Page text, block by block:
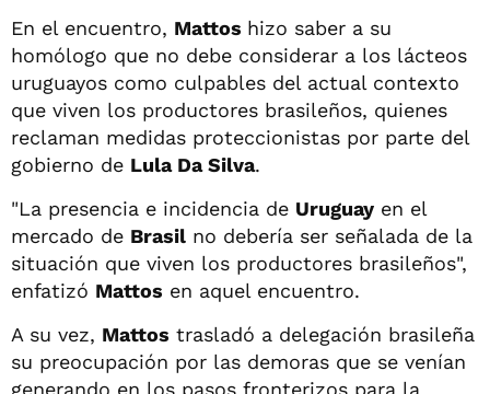
En el encuentro, Mattos hizo saber a su
homólogo que no debe considerar a los lácteos
uruguayos como culpables del actual contexto
que viven los productores brasileños, quienes
reclaman medidas proteccionistas por parte del
gobierno de Lula Da Silva.
"La presencia e incidencia de Uruguay en el
mercado de Brasil no debería ser señalada de la
situación que viven los productores brasileños",
enfatizó Mattos en aquel encuentro.
A su vez, Mattos trasladó a delegación brasileña
su preocupación por las demoras que se venían